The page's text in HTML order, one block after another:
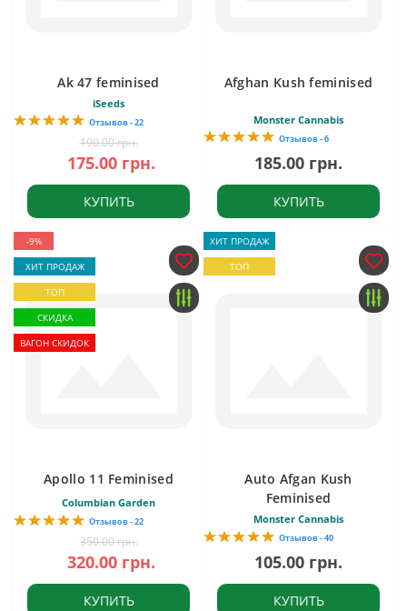
Ak 47 feminised
iSeeds
Отзывов - 22
190.00 грн.
175.00 грн.
КУПИТЬ
Afghan Kush feminised
Monster Cannabis
Отзывов - 6
185.00 грн.
КУПИТЬ
-9%
ХИТ ПРОДАЖ
ТОП
СКИДКА
ВАГОН СКИДОК
Apollo 11 Feminised
Columbian Garden
Отзывов - 22
350.00 грн.
320.00 грн.
КУПИТЬ
ХИТ ПРОДАЖ
ТОП
Auto Afgan Kush
Feminised
Monster Cannabis
Отзывов - 40
105.00 грн.
КУПИТЬ